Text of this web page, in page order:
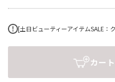
[土日ビューティーアイテムSALE：
カー